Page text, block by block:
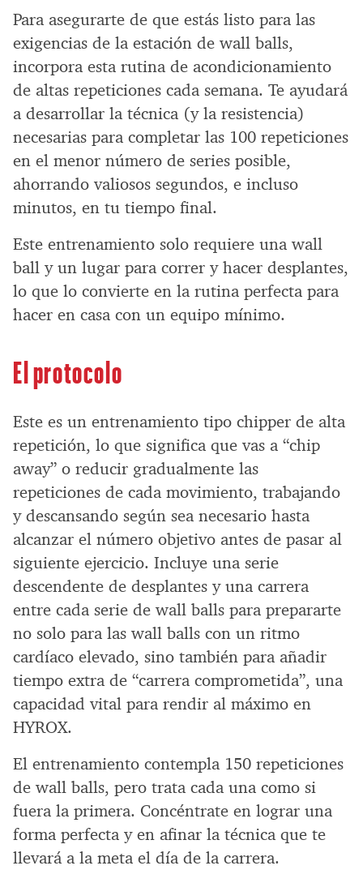
Para asegurarte de que estás listo para las
exigencias de la estación de wall balls,
incorpora esta rutina de acondicionamiento
de altas repeticiones cada semana. Te ayudará
a desarrollar la técnica (y la resistencia)
necesarias para completar las 100 repeticiones
en el menor número de series posible,
ahorrando valiosos segundos, e incluso
minutos, en tu tiempo final.
Este entrenamiento solo requiere una wall
ball y un lugar para correr y hacer desplantes,
lo que lo convierte en la rutina perfecta para
hacer en casa con un equipo mínimo.
El protocolo
Este es un entrenamiento tipo chipper de alta
repetición, lo que significa que vas a “chip
away” o reducir gradualmente las
repeticiones de cada movimiento, trabajando
y descansando según sea necesario hasta
alcanzar el número objetivo antes de pasar al
siguiente ejercicio. Incluye una serie
descendente de desplantes y una carrera
entre cada serie de wall balls para prepararte
no solo para las wall balls con un ritmo
cardíaco elevado, sino también para añadir
tiempo extra de “carrera comprometida”, una
capacidad vital para rendir al máximo en
HYROX.
El entrenamiento contempla 150 repeticiones
de wall balls, pero trata cada una como si
fuera la primera. Concéntrate en lograr una
forma perfecta y en afinar la técnica que te
llevará a la meta el día de la carrera.